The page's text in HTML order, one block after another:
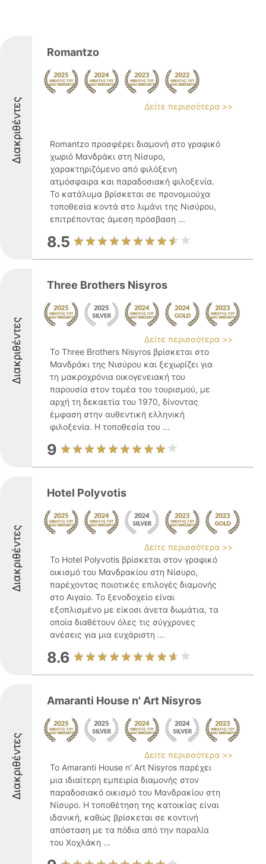
Διακριθέντες
Romantzo
Δείτε περισσότερα >>
Romantzo προσφέρει διαμονή στο γραφικό
χωριό Μανδράκι στη Νίσυρο,
χαρακτηριζόμενο από φιλόξενη
ατμόσφαιρα και παραδοσιακή φιλοξενία.
Το κατάλυμα βρίσκεται σε προνομιούχα
τοποθεσία κοντά στο λιμάνι της Νισύρου,
επιτρέποντας άμεση πρόσβαση ...
8.5
Διακριθέντες
Three Brothers Nisyros
Δείτε περισσότερα >>
Το Three Brothers Nisyros βρίσκεται στο
Μανδράκι της Νισύρου και ξεχωρίζει για
τη μακροχρόνια οικογενειακή του
παρουσία στον τομέα του τουρισμού, με
αρχή τη δεκαετία του 1970, δίνοντας
έμφαση στην αυθεντική ελληνική
φιλοξενία. Η τοποθεσία του ...
9
Διακριθέντες
Hotel Polyvotis
Δείτε περισσότερα >>
Το Hotel Polyvotis βρίσκεται στον γραφικό
οικισμό του Μανδρακίου στη Νίσυρο,
παρέχοντας ποιοτικές επιλογές διαμονής
στο Αιγαίο. Το ξενοδοχείο είναι
εξοπλισμένο με είκοσι άνετα δωμάτια, τα
οποία διαθέτουν όλες τις σύγχρονες
ανέσεις για μια ευχάριστη ...
8.6
Διακριθέντες
Amaranti House n' Art Nisyros
Δείτε περισσότερα >>
Το Amaranti House n' Art Nisyros παρέχει
μια ιδιαίτερη εμπειρία διαμονής στον
παραδοσιακό οικισμό του Μανδρακίου στη
Νίσυρο. Η τοποθέτηση της κατοικίας είναι
ιδανική, καθώς βρίσκεται σε κοντινή
απόσταση με τα πόδια από την παραλία
του Χοχλάκη ...